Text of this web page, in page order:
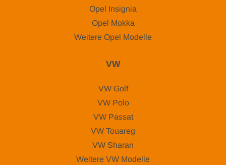
Opel Insignia
Opel Mokka
Weitere Opel Modelle
VW
VW Golf
VW Polo
VW Passat
VW Touareg
VW Sharan
Weitere VW Modelle